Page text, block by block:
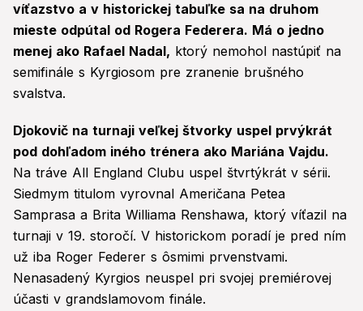
víťazstvo a v historickej tabuľke sa na druhom
mieste odpútal od Rogera Federera. Má o jedno
menej ako Rafael Nadal, ktorý nemohol nastúpiť na
semifinále s Kyrgiosom pre zranenie brušného
svalstva.
Djokovič na turnaji veľkej štvorky uspel prvýkrát
pod dohľadom iného trénera ako Mariána Vajdu.
Na tráve All England Clubu uspel štvrtýkrát v sérii.
Siedmym titulom vyrovnal Američana Petea
Samprasa a Brita Williama Renshawa, ktorý víťazil na
turnaji v 19. storočí. V historickom poradí je pred ním
už iba Roger Federer s ôsmimi prvenstvami.
Nenasadený Kyrgios neuspel pri svojej premiérovej
účasti v grandslamovom finále.